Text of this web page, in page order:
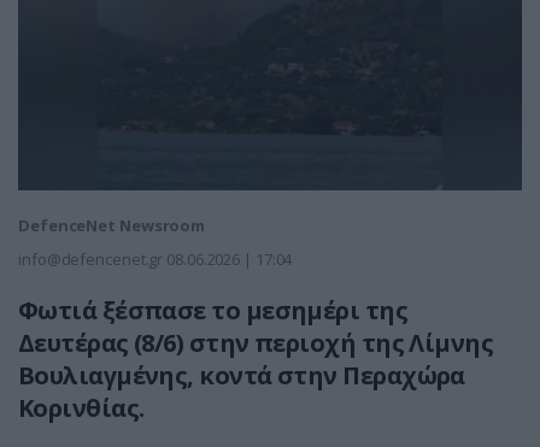
DefenceNet Newsroom
info@defencenet.gr 08.06.2026 | 17:04
Φωτιά ξέσπασε το μεσημέρι της
Δευτέρας (8/6) στην περιοχή της Λίμνης
Βουλιαγμένης, κοντά στην Περαχώρα
Κορινθίας.